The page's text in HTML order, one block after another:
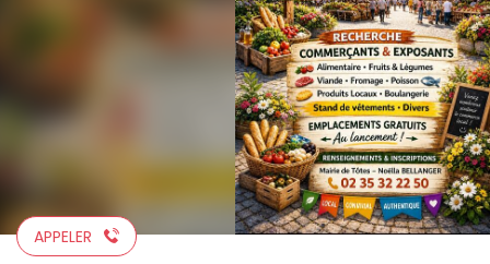
APPELER